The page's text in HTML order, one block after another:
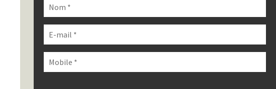
laisser
ce
champ
vide.